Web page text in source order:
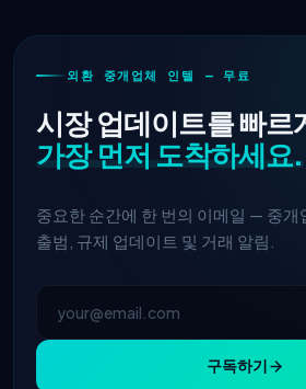
외환 중개업체 인텔 — 무료
시장 업데이트를 빠르
가장 먼저 도착하세요.
중요한 순간에 한 번의 이메일 — 중개
출범, 규제 업데이트 및 거래 알림.
구독하기